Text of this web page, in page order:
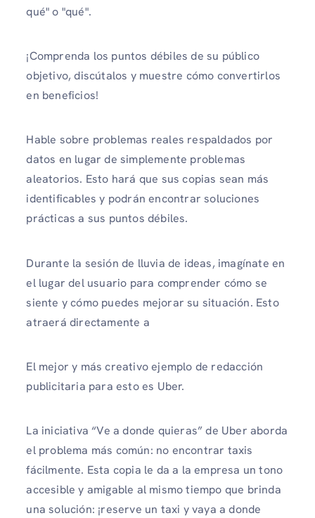
qué" o "qué".
¡Comprenda los puntos débiles de su público
objetivo, discútalos y muestre cómo convertirlos
en beneficios!
Hable sobre problemas reales respaldados por
datos en lugar de simplemente problemas
aleatorios. Esto hará que sus copias sean más
identificables y podrán encontrar soluciones
prácticas a sus puntos débiles.
Durante la sesión de lluvia de ideas, imagínate en
el lugar del usuario para comprender cómo se
siente y cómo puedes mejorar su situación. Esto
atraerá directamente a
El mejor y más creativo ejemplo de redacción
publicitaria para esto es Uber.
La iniciativa “Ve a donde quieras” de Uber aborda
el problema más común: no encontrar taxis
fácilmente. Esta copia le da a la empresa un tono
accesible y amigable al mismo tiempo que brinda
una solución: ¡reserve un taxi y vaya a donde